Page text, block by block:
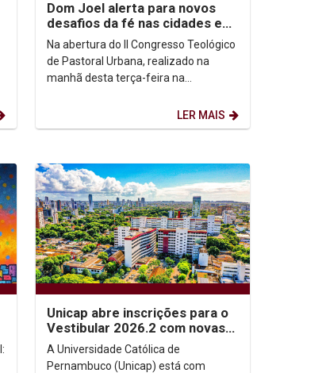
Dom Joel alerta para novos
desafios da fé nas cidades em
congresso na Unicap
Na abertura do II Congresso Teológico
de Pastoral Urbana, realizado na
manhã desta terça-feira na
Pernambuco, o bispo de Petrópolis,...
LER MAIS
Unicap abre inscrições para o
Vestibular 2026.2 com novas
modalidades de ingresso
A Universidade Católica de
Pernambuco (Unicap) está com